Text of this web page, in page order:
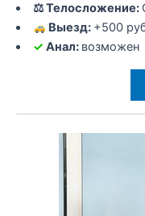
⚖ Телосложение:
Выезд: +500
✓ Анал: возможен